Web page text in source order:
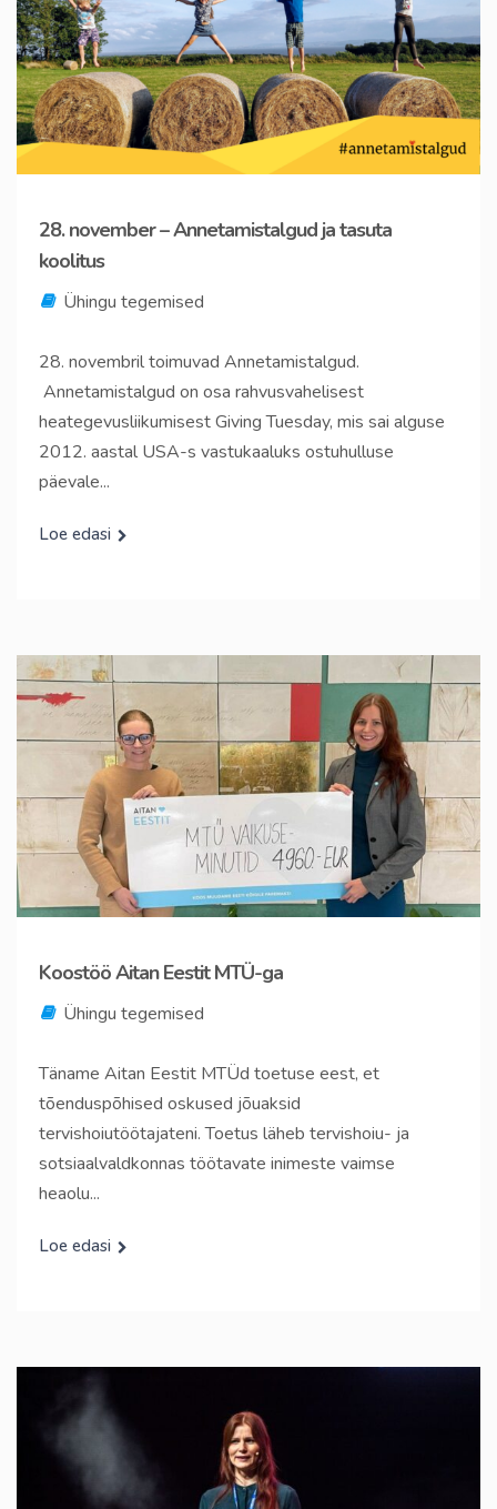
28. november – Annetamistalgud ja tasuta
koolitus
Ühingu tegemised
28. novembril toimuvad Annetamistalgud.
Annetamistalgud on osa rahvusvahelisest
heategevusliikumisest Giving Tuesday, mis sai alguse
2012. aastal USA-s vastukaaluks ostuhulluse
päevale...
Loe edasi
Koostöö Aitan Eestit MTÜ-ga
Ühingu tegemised
Täname Aitan Eestit MTÜd toetuse eest, et
tõenduspõhised oskused jõuaksid
tervishoiutöötajateni. Toetus läheb tervishoiu- ja
sotsiaalvaldkonnas töötavate inimeste vaimse
heaolu...
Loe edasi